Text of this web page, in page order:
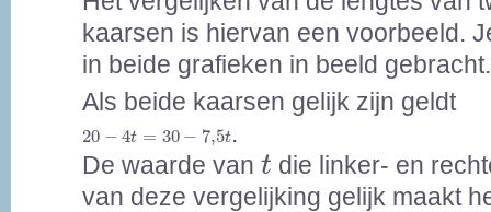
kaarsen is hiervan een voorbeeld.
in beide grafieken in beeld gebracht.
Als beide kaarsen gelijk zijn geldt
20 − 4t = 30 − 7,5t
20 =30 7,5
.
De waarde van t
t die linker- en
van deze vergelijking gelijk maakt